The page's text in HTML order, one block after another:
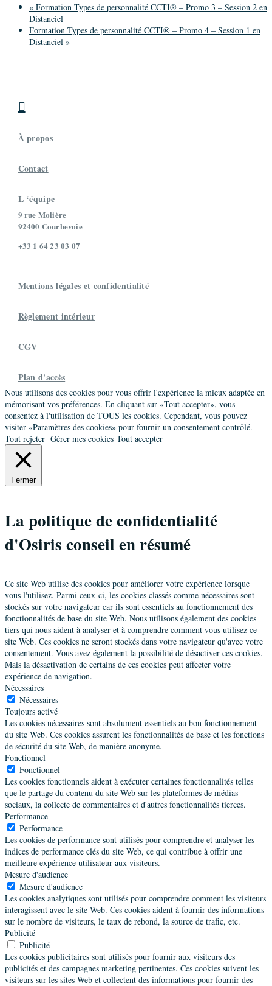
« Formation Types de personnalité CCTI® – Promo 3 – Session 2 en
Distanciel
Formation Types de personnalité CCTI® – Promo 4 – Session 1 en
Distanciel »

À propos
Contact
L ‘équipe
9 rue Molière
92400 Courbevoie
+33 1 64 23 03 07
Mentions légales et confidentialité
Règlement intérieur
CGV
Plan d'accès
Nous utilisons des cookies pour vous offrir l'expérience la mieux adaptée en
mémorisant vos préférences. En cliquant sur «Tout accepter», vous
consentez à l'utilisation de TOUS les cookies. Cependant, vous pouvez
visiter «Paramètres des cookies» pour fournir un consentement contrôlé.
Tout rejeter Gérer mes cookies Tout accepter
Fermer
La politique de confidentialité
d'Osiris conseil en résumé
Ce site Web utilise des cookies pour améliorer votre expérience lorsque
vous l'utilisez. Parmi ceux-ci, les cookies classés comme nécessaires sont
stockés sur votre navigateur car ils sont essentiels au fonctionnement des
fonctionnalités de base du site Web. Nous utilisons également des cookies
tiers qui nous aident à analyser et à comprendre comment vous utilisez ce
site Web. Ces cookies ne seront stockés dans votre navigateur qu'avec votre
consentement. Vous avez également la possibilité de désactiver ces cookies.
Mais la désactivation de certains de ces cookies peut affecter votre
expérience de navigation.
Nécessaires
Nécessaires
Toujours activé
Les cookies nécessaires sont absolument essentiels au bon fonctionnement
du site Web. Ces cookies assurent les fonctionnalités de base et les fonctions
de sécurité du site Web, de manière anonyme.
Fonctionnel
Fonctionnel
Les cookies fonctionnels aident à exécuter certaines fonctionnalités telles
que le partage du contenu du site Web sur les plateformes de médias
sociaux, la collecte de commentaires et d'autres fonctionnalités tierces.
Performance
Performance
Les cookies de performance sont utilisés pour comprendre et analyser les
indices de performance clés du site Web, ce qui contribue à offrir une
meilleure expérience utilisateur aux visiteurs.
Mesure d'audience
Mesure d'audience
Les cookies analytiques sont utilisés pour comprendre comment les visiteurs
interagissent avec le site Web. Ces cookies aident à fournir des informations
sur le nombre de visiteurs, le taux de rebond, la source de trafic, etc.
Publicité
Publicité
Les cookies publicitaires sont utilisés pour fournir aux visiteurs des
publicités et des campagnes marketing pertinentes. Ces cookies suivent les
visiteurs sur les sites Web et collectent des informations pour fournir des